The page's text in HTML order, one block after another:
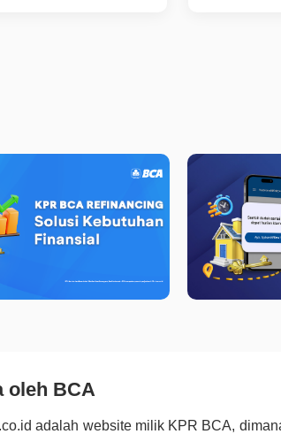
oleh BCA
adalah website milik KPR BCA,